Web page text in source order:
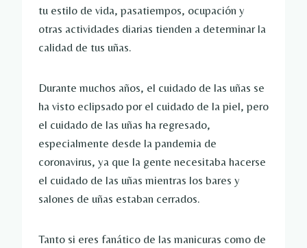
tu estilo de vida, pasatiempos, ocupación y
otras actividades diarias tienden a determinar la
calidad de tus uñas.
Durante muchos años, el cuidado de las uñas se
ha visto eclipsado por el cuidado de la piel, pero
el cuidado de las uñas ha regresado,
especialmente desde la pandemia de
coronavirus, ya que la gente necesitaba hacerse
el cuidado de las uñas mientras los bares y
salones de uñas estaban cerrados.
Tanto si eres fanático de las manicuras como de